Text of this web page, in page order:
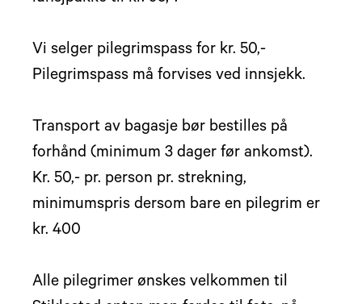
Vi selger pilegrimspass for kr. 50,-
Pilegrimspass må forvises ved innsjekk.
Transport av bagasje bør bestilles på
forhånd (minimum 3 dager før ankomst).
Kr. 50,- pr. person pr. strekning,
minimumspris dersom bare en pilegrim er
kr. 400
Alle pilegrimer ønskes velkommen til